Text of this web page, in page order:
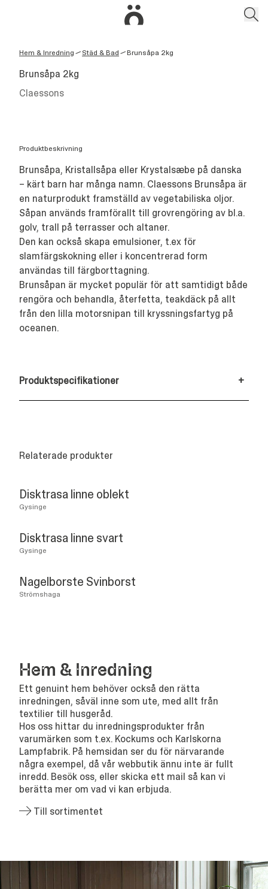
Hem & Inredning / Städ & Bad /Brunsåpa 2kg
Brunsåpa 2kg
Claessons
Produktbeskrivning
Brunsåpa, Kristallsåpa eller Krystalsæbe på danska
– kärt barn har många namn. Claessons Brunsåpa är
en naturprodukt framställd av vegetabiliska oljor.
Såpan används framförallt till grovrengöring av bl.a.
golv, trall på terrasser och altaner.
Den kan också skapa emulsioner, t.ex för
slamfärgskokning eller i koncentrerad form
användas till färgborttagning.
Brunsåpan är mycket populär för att samtidigt både
rengöra och behandla, återfetta, teakdäck på allt
från den lilla motorsnipan till kryssningsfartyg på
oceanen.
Produktspecifikationer +
Relaterade produkter
Disktrasa linne oblekt
Gysinge
Disktrasa linne svart
Gysinge
Nagelborste Svinborst
Strömshaga
Hem &Inredning
Ett genuint hem behöver också den rätta
inredningen, såväl inne som ute, med allt från
textilier till husgeråd.
Hos oss hittar du inredningsprodukter från
varumärken som t.ex. Kockums och Karlskorna
Lampfabrik. På hemsidan ser du för närvarande
några exempel, då vår webbutik ännu inte är fullt
inredd. Besök oss, eller skicka ett mail så kan vi
berätta mer om vad vi kan erbjuda.
Till sortimentet